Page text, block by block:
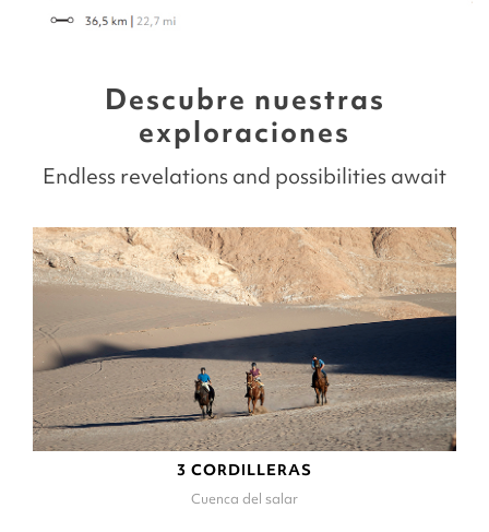
Descubre nuestras
exploraciones
Endless revelations and possibilities await
3 CORDILLERAS
Cuenca del salar